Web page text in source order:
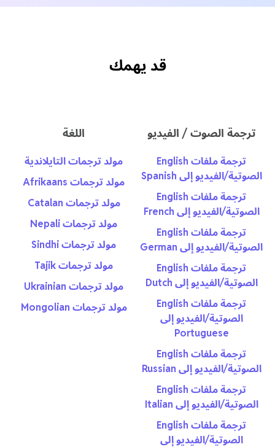
قد يهمك
ترجمة الصوت / الفيديو
ترجمة ملفات English
الصوتية/الفيديو إلى Spanish
ترجمة ملفات English
الصوتية/الفيديو إلى French
ترجمة ملفات English
الصوتية/الفيديو إلى German
ترجمة ملفات English
الصوتية/الفيديو إلى Dutch
ترجمة ملفات English
الصوتية/الفيديو إلى
Portuguese
ترجمة ملفات English
الصوتية/الفيديو إلى Russian
ترجمة ملفات English
الصوتية/الفيديو إلى Italian
ترجمة ملفات English
الصوتية/الفيديو إلى
اللغة
مولد ترجمات التايلاندية
مولد ترجمات Afrikaans
مولد ترجمات Catalan
مولد ترجمات Nepali
مولد ترجمات Sindhi
مولد ترجمات Tajik
مولد ترجمات Ukrainian
مولد ترجمات Mongolian